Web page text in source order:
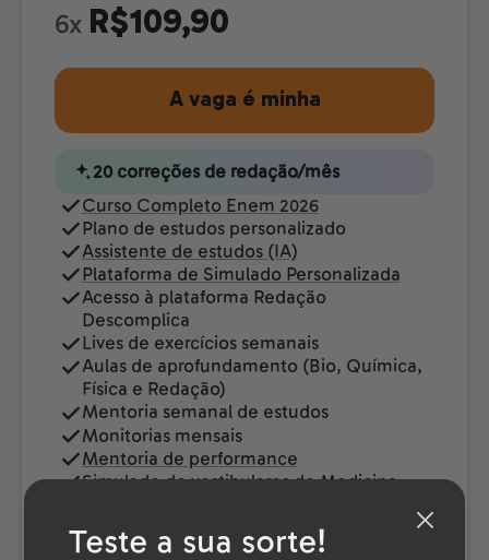
Teste a sua sorte!
6x R$109,90
A vaga é minha
20 correções de redação/mês
Curso Completo Enem 2026
Plano de estudos personalizado
Assistente de estudos (IA)
Plataforma de Simulado Personalizada
Acesso à plataforma Redação
Descomplica
Lives de exercícios semanais
Aulas de aprofundamento (Bio, Química,
Física e Redação)
Mentoria semanal de estudos
Monitorias mensais
Mentoria de performance
Simulado de vestibulares de Medicina
Cancelamento gratuito até 7 dias